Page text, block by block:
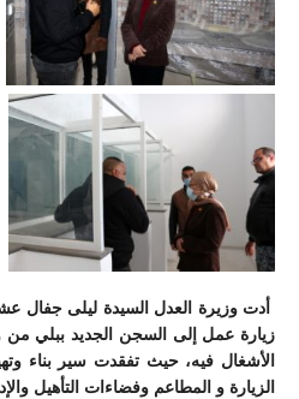
زيارة عمل إلى السجن الجديد ببلي من
الأشغال فيه، حيث تفقدت سير بناء
الزيارة و المطاعم وفضاءات التأهيل